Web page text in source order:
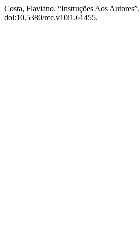
Costa, Flaviano. “Instruções Aos Autores”.
doi:10.5380/rcc.v10i1.61455.